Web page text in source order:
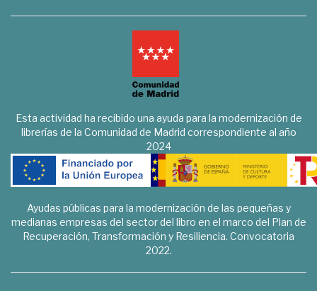
Esta actividad ha recibido una ayuda para la modernización de
librerías de la Comunidad de Madrid correspondiente al año
2024
Ayudas públicas para la modernización de las pequeñas y
medianas empresas del sector del libro en el marco del Plan de
Recuperación, Transformación y Resiliencia. Convocatoria
2022.